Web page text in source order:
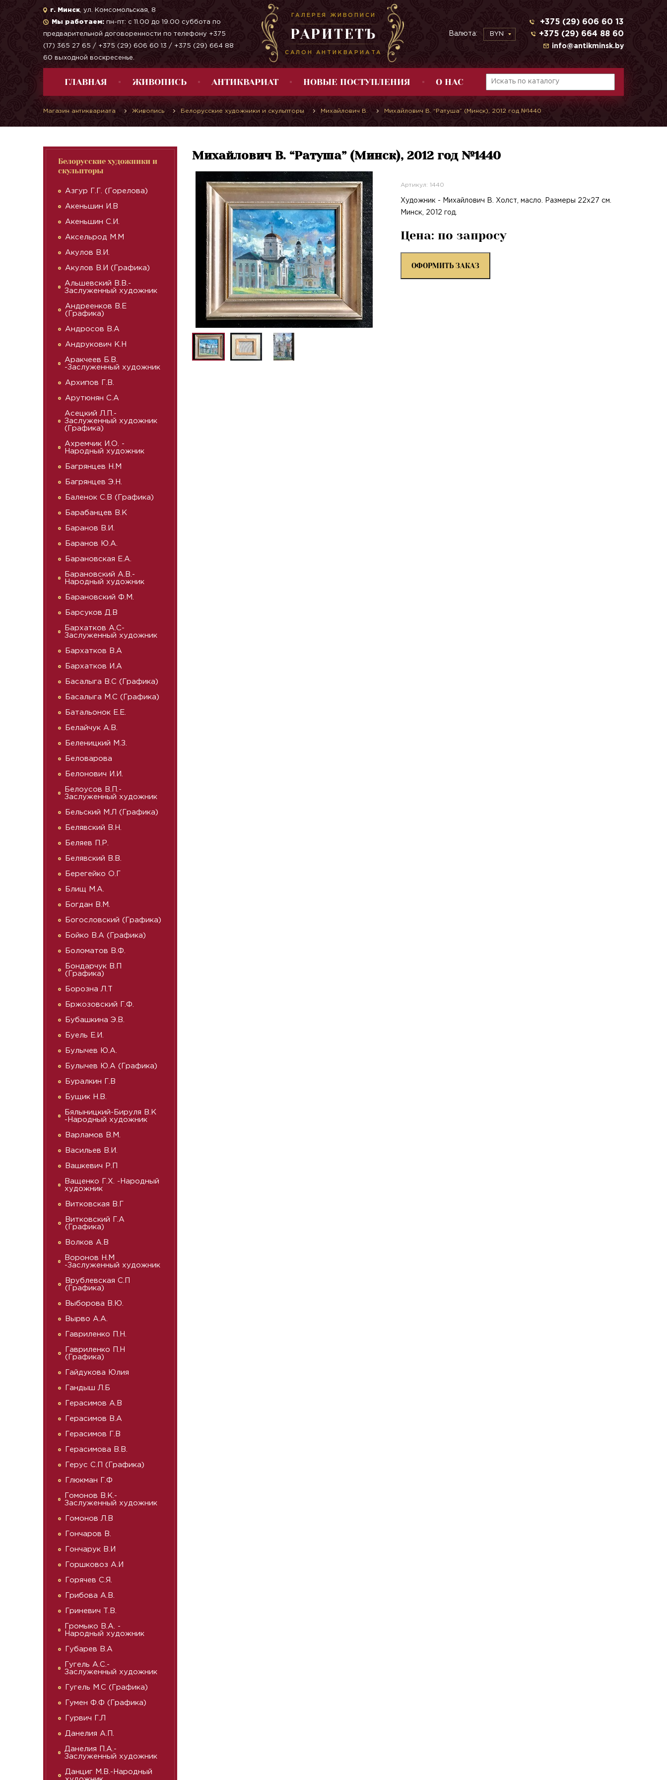
ГАЛЕРЕЯ ЖИВОПИСИ
РАРИТЕТЪ
САЛОН АНТИКВАРИАТА
г. Минск , ул. Комсомольская, 8
Мы работаем: пн-пт: с 11.00 до 19.00 суббота по
предварительной договоренности по телефону +375
(17) 365 27 65 / +375 (29) 606 60 13 / +375 (29) 664 88
60 выходной воскресенье.
Валюта: BYN
+375 (29) 606 60 13
+375 (29) 664 88 60
info@antikminsk.by
ГЛАВНАЯ ЖИВОПИСЬ АНТИКВАРИАТ НОВЫЕ ПОСТУПЛЕНИЯ О НАС
Магазин антиквариата Живопись Белорусские художники и скульпторы Михайлович В. Михайлович В. “Ратуша” (Минск), 2012 год №1440
Белорусские художники и
скульпторы
Азгур Г.Г. (Горелова)
Акеньшин И.В
Акеньшин С.И.
Аксельрод М.М
Акулов В.И.
Акулов В.И (Графика)
Альшевский В.В.-
Заслуженный художник
Андреенков В.Е
(Графика)
Андросов В.А
Андрукович К.Н
Аракчеев Б.В.
-Заслуженный художник
Архипов Г.В.
Арутюнян С.А
Асецкий Л.П.-
Заслуженный художник
(Графика)
Ахремчик И.О. -
Народный художник
Багрянцев Н.М
Багрянцев Э.Н.
Баленок С.В (Графика)
Барабанцев В.К
Баранов В.И.
Баранов Ю.А.
Барановская Е.А.
Барановский А.В.-
Народный художник
Барановский Ф.М.
Барсуков Д.В
Бархатков А.С-
Заслуженный художник
Бархатков В.А
Бархатков И.А
Басалыга В.С (Графика)
Басалыга М.С (Графика)
Батальонок Е.Е.
Белайчук А.В.
Беленицкий М.З.
Беловарова
Белонович И.И.
Белоусов В.П.-
Заслуженный художник
Бельский М.Л (Графика)
Белявский В.Н.
Беляев П.Р.
Белявский В.В.
Берегейко О.Г
Блищ М.А.
Богдан В.М.
Богословский (Графика)
Бойко В.А (Графика)
Боломатов В.Ф.
Бондарчук В.П
(Графика)
Борозна Л.Т
Бржозовский Г.Ф.
Бубашкина Э.В.
Буель Е.И.
Булычев Ю.А.
Булычев Ю.А (Графика)
Буралкин Г.В
Бущик Н.В.
Бялыницкий-Бируля В.К
-Народный художник
Варламов В.М.
Васильев В.И.
Вашкевич Р.П
Ващенко Г.Х. -Народный
художник
Витковская В.Г
Витковский Г.А
(Графика)
Волков А.В
Воронов Н.М
-Заслуженный художник
Врублевская С.П
(Графика)
Выборова В.Ю.
Вырво А.А.
Гавриленко П.Н.
Гавриленко П.Н
(Графика)
Гайдукова Юлия
Гандыш Л.Б
Герасимов А.В
Герасимов В.А
Герасимов Г.В
Герасимова В.В.
Герус С.П (Графика)
Глюкман Г.Ф
Гомонов В.К.-
Заслуженный художник
Гомонов Л.В
Гончаров В.
Гончарук В.И
Горшковоз А.И
Горячев С.Я.
Грибова А.В.
Гриневич Т.В.
Громыко В.А. -
Народный художник
Губарев В.А
Гугель А.С.-
Заслуженный художник
Гугель М.С (Графика)
Гумен Ф.Ф (Графика)
Гурвич Г.Л
Данелия А.П.
Данелия П.А.-
Заслуженный художник
Данциг М.В.-Народный
Михайлович В. “Ратуша” (Минск), 2012 год №1440
Артикул: 1440
Художник - Михайлович В. Холст, масло. Размеры 22х27 см.
Минск, 2012 год.
Цена: по запросу
ОФОРМИТЬ ЗАКАЗ